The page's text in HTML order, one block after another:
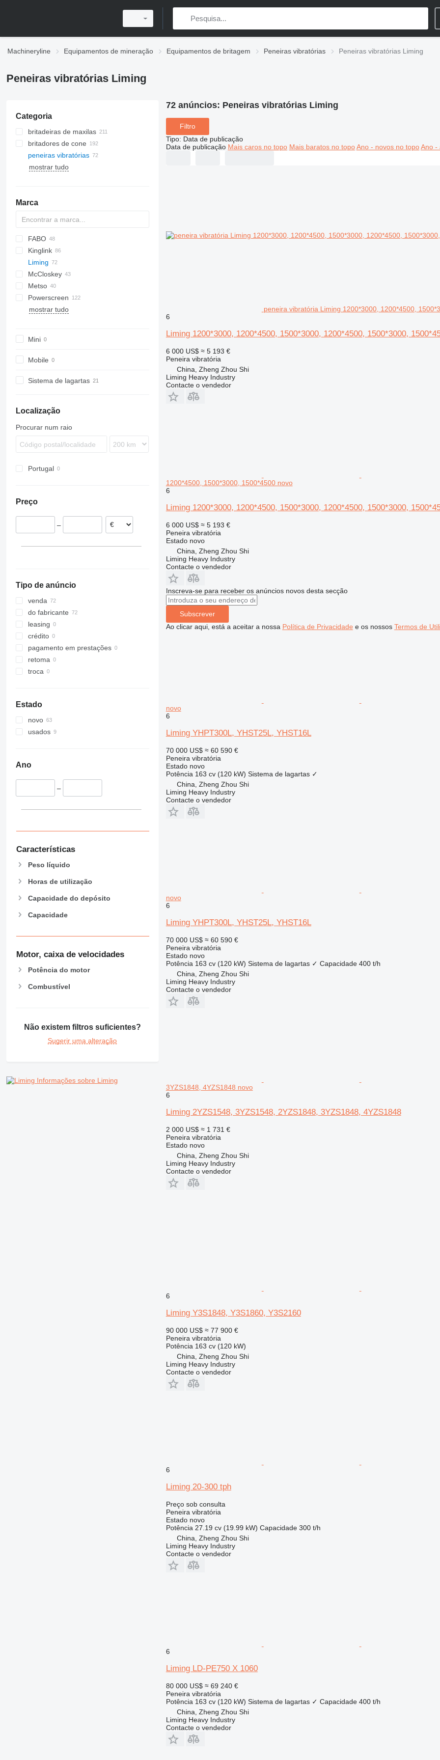
Machineryline Equipamentos de mineração Equipamentos de britagem Peneiras vibratórias Peneiras vibratórias Liming
Peneiras vibratórias Liming
Categoria
britadeiras de maxilas
britadores de cone
peneiras vibratórias
trituradores de impacto de eixo
horizontal
moinhos de bolas
mostrar tudo
Marca
DF
60
SM
E-series
S-series
FABO
FTB
FTI
FTS
Fullstar
MCK
ME
542
640
PC
Combo
Explorer
Frontier
Novum
Kinglink
2LSX
KL
ZSW
Mobiscreen
Liming
516
McCloskey
R-series
S-series
V-series
Metso
Lokotrack
Nordberg
Powerscreen
Chieftain
MPB
CS
Remax
QA
820
683
T5
1412
Orbital 3000
mostrar tudo
Mini
Mobile
Sistema de lagartas
Localização
Procurar num raio
Portugal
Preço
–
Tipo de anúncio
venda
do fabricante
leasing
crédito
pagamento em prestações
retoma
troca
Estado
novo
usados
Ano
–
Características
Peso líquido
Horas de utilização
Capacidade do depósito
Capacidade
Motor, caixa de velocidades
Potência do motor
Combustível
Não existem filtros suficientes?
Sugerir uma alteração
Informações sobre Liming
72 anúncios: Peneiras vibratórias Liming
Filtro
Tipo: Data de publicação
Data de publicação Mais caros no topo Mais baratos no topo Ano - novos no topo Ano -
peneira vibratória Liming 1200*3000, 1200*4500,
6
Liming 1200*3000, 1200*4500, 1500*3000, 1200*4500, 1500*3000,
6 000 US$ ≈ 5 193 €
Peneira vibratória
China, Zheng Zhou Shi
Liming Heavy Industry
Contacte o vendedor
1200*4500, 1500*3000, 1500*4500 novo
6
Liming 1200*3000, 1200*4500, 1500*3000, 1200*4500, 1500*3000,
6 000 US$ ≈ 5 193 €
Peneira vibratória
Estadonovo
China, Zheng Zhou Shi
Liming Heavy Industry
Contacte o vendedor
Inscreva-se para receber os anúncios novos desta secção
Subscrever
Ao clicar aqui, está a aceitar a nossa Política de Privacidade e os nossos Termos de
novo
6
Liming YHPT300L, YHST25L, YHST16L
70 000 US$ ≈ 60 590 €
Peneira vibratória
Estadonovo
Potência 163 cv (120 kW) Sistema de lagartas ✓
China, Zheng Zhou Shi
Liming Heavy Industry
Contacte o vendedor
novo
6
Liming YHPT300L, YHST25L, YHST16L
70 000 US$ ≈ 60 590 €
Peneira vibratória
Estadonovo
Potência 163 cv (120 kW) Sistema de lagartas ✓ Capacidade 400 t/h
China, Zheng Zhou Shi
Liming Heavy Industry
Contacte o vendedor
3YZS1848, 4YZS1848 novo
6
Liming 2YZS1548, 3YZS1548, 2YZS1848, 3YZS1848, 4YZS1848
2 000 US$ ≈ 1 731 €
Peneira vibratória
Estadonovo
China, Zheng Zhou Shi
Liming Heavy Industry
Contacte o vendedor
6
Liming Y3S1848, Y3S1860, Y3S2160
90 000 US$ ≈ 77 900 €
Peneira vibratória
Potência 163 cv (120 kW)
China, Zheng Zhou Shi
Liming Heavy Industry
Contacte o vendedor
6
Liming 20-300 tph
Preço sob consulta
Peneira vibratória
Estadonovo
Potência 27.19 cv (19.99 kW) Capacidade 300 t/h
China, Zheng Zhou Shi
Liming Heavy Industry
Contacte o vendedor
6
Liming LD-PE750 X 1060
80 000 US$ ≈ 69 240 €
Peneira vibratória
Potência 163 cv (120 kW) Sistema de lagartas ✓ Capacidade 400 t/h
China, Zheng Zhou Shi
Liming Heavy Industry
Contacte o vendedor